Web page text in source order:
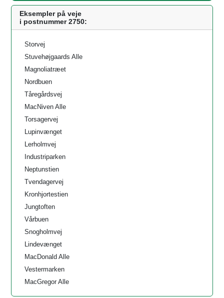
Eksempler på veje
i postnummer 2750:
Storvej
Stuvehøjgaards Alle
Magnoliatræet
Nordbuen
Tåregårdsvej
MacNiven Alle
Torsagervej
Lupinvænget
Lerholmvej
Industriparken
Neptunstien
Tvendagervej
Kronhjortestien
Jungtoften
Vårbuen
Snogholmvej
Lindevænget
MacDonald Alle
Vestermarken
MacGregor Alle